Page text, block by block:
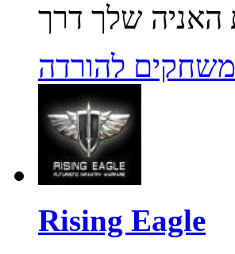
משחקים להורדה
Rising Eagle